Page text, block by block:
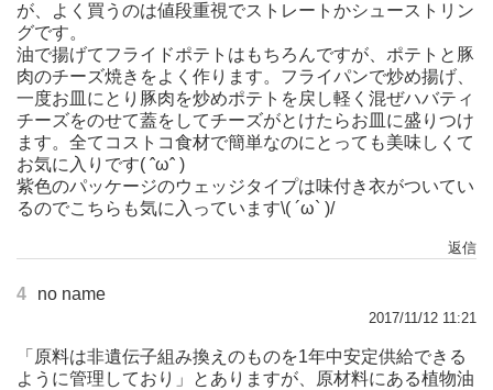
が、よく買うのは値段重視でストレートかシューストリン
グです。
油で揚げてフライドポテトはもちろんですが、ポテトと豚
肉のチーズ焼きをよく作ります。フライパンで炒め揚げ、
一度お皿にとり豚肉を炒めポテトを戻し軽く混ぜハバティ
チーズをのせて蓋をしてチーズがとけたらお皿に盛りつけ
ます。全てコストコ食材で簡単なのにとっても美味しくて
お気に入りです( ˆωˆ )
紫色のパッケージのウェッジタイプは味付き衣がついてい
るのでこちらも気に入っています\( ´ω` )/
返信
4 no name
2017/11/12 11:21
「原料は非遺伝子組み換えのものを1年中安定供給できる
ように管理しており」とありますが、原材料にある植物油